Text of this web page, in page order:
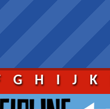
G H I J K